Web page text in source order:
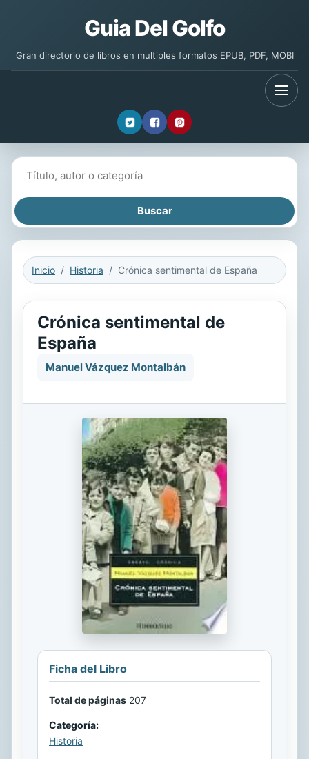
Guia Del Golfo
Gran directorio de libros en multiples formatos EPUB, PDF, MOBI
Inicio Historia Crónica sentimental de España
Crónica sentimental de
España
Manuel Vázquez Montalbán
Ficha del Libro
Total de páginas 207
Categoría:
Historia